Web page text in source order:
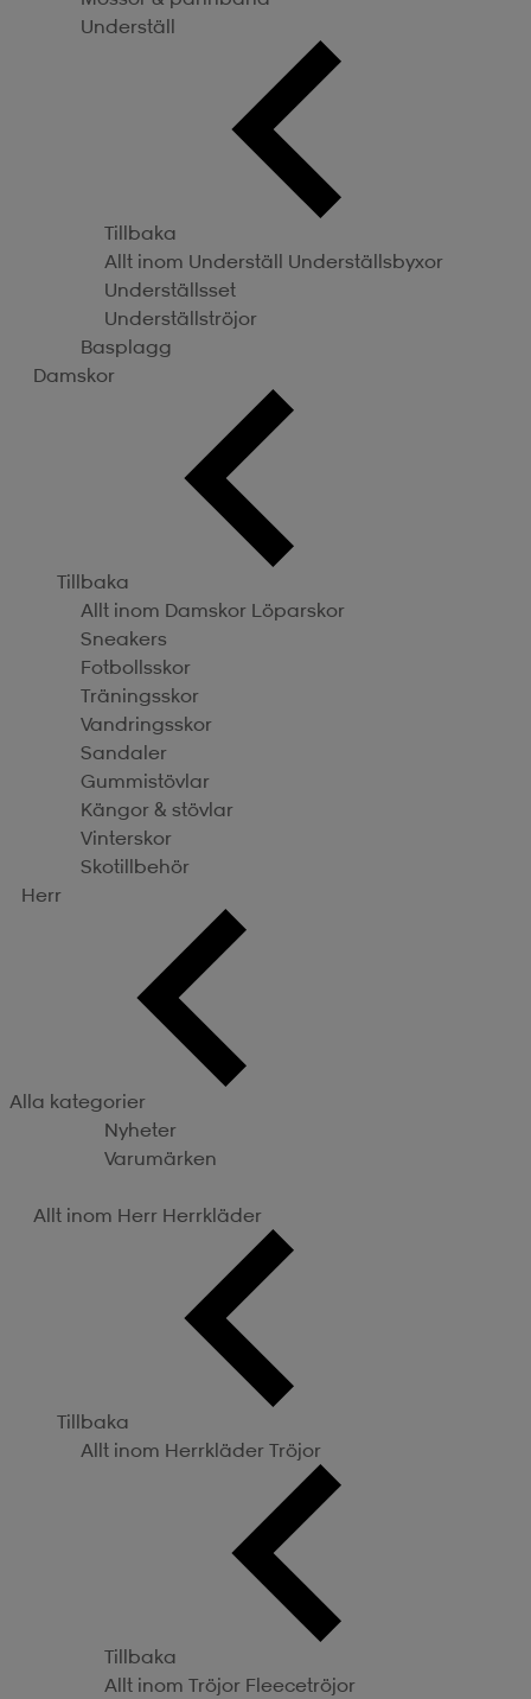
Underställ
Tillbaka
Allt inom Underställ Underställsbyxor
Underställsset
Underställströjor
Basplagg
Damskor
Tillbaka
Allt inom Damskor Löparskor
Sneakers
Fotbollsskor
Träningsskor
Vandringsskor
Sandaler
Gummistövlar
Kängor & stövlar
Vinterskor
Skotillbehör
Herr
Alla kategorier
Nyheter
Varumärken
Allt inom Herr Herrkläder
Tillbaka
Allt inom Herrkläder Tröjor
Tillbaka
Allt inom Tröjor Fleecetröjor